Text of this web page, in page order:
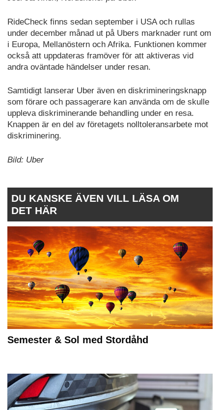
RideCheck finns sedan september i USA och rullas
under december månad ut på Ubers marknader runt om
i Europa, Mellanöstern och Afrika. Funktionen kommer
också att uppdateras framöver för att aktiveras vid
andra oväntade händelser under resan.
Samtidigt lanserar Uber även en diskrimineringsknapp
som förare och passagerare kan använda om de skulle
uppleva diskriminerande behandling under en resa.
Knappen är en del av företagets nolltoleransarbete mot
diskriminering.
Bild: Uber
DU KANSKE ÄVEN VILL LÄSA OM
DET HÄR
Semester & Sol med Stordåhd